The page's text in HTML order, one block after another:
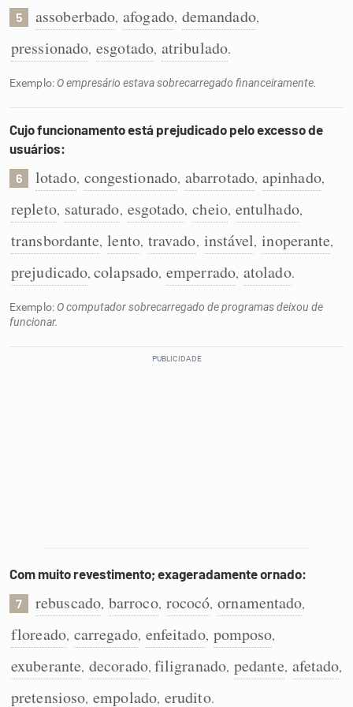
5 assoberbado, afogado, demandado,
pressionado, esgotado, atribulado.
Exemplo: O empresário estava sobrecarregado financeiramente.
Cujo funcionamento está prejudicado pelo excesso de
usuários:
6 lotado, congestionado, abarrotado, apinhado,
repleto, saturado, esgotado, cheio, entulhado,
transbordante, lento, travado, instável, inoperante,
prejudicado,colapsado, emperrado, atolado.
Exemplo: O computador sobrecarregado de programas deixou de
funcionar.
Com muito revestimento; exageradamente ornado:
7 rebuscado, barroco, rococó, ornamentado,
floreado, carregado, enfeitado, pomposo,
exuberante, decorado, filigranado, pedante, afetado,
pretensioso, empolado, erudito.